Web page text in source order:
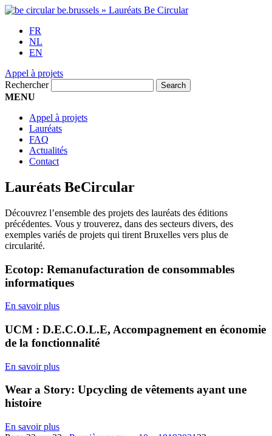
FR
NL
EN
Appel à projets
Rechercher
MENU
Appel à projets
Lauréats
FAQ
Actualités
Contact
Lauréats BeCircular
Découvrez l’ensemble des projets des lauréats des éditions
précédentes. Vous y trouverez, dans des secteurs divers, des
exemples variés de projets qui tirent Bruxelles vers plus de
circularité.
Ecotop: Remanufacturation de consommables
informatiques
En savoir plus
UCM : D.E.C.O.L.E, Accompagnement en économie
de la fonctionnalité
En savoir plus
Wear a Story: Upcycling de vêtements ayant une
histoire
En savoir plus